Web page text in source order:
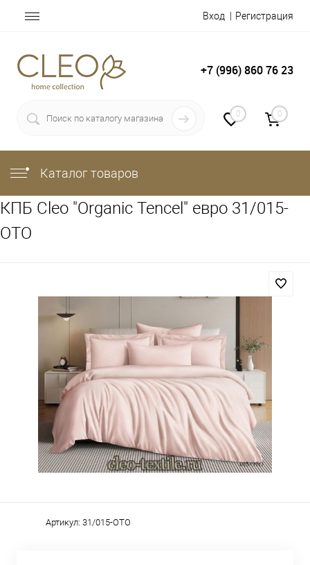
Вход Регистрация
+7 (996) 860 76 23
0 0
Каталог товаров
КПБ Cleo "Organic Tencel" евро 31/015-
OTO
Артикул: 31/015-OTO